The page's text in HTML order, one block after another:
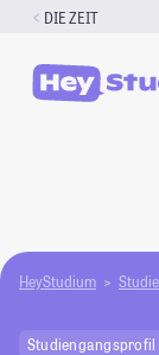
Zum
springen
DIE ZEIT
HeyStudium
Studiengangsprofil